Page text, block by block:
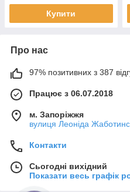
Купити
Про нас
97% позитивних з 387
Працює з 06.07.2018
м. Запоріжжя
вулиця Леоніда
Контакти
Сьогодні вихідний
Показати весь графік